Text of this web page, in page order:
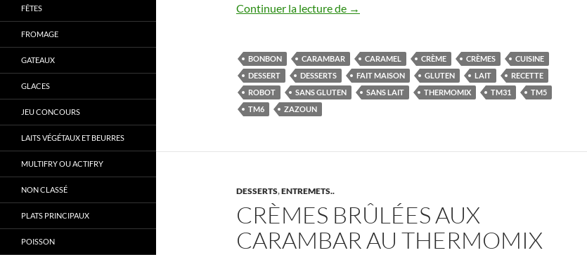
Continuer la lecture de crèmes dessert au carambar ou caramel thermomix
→
BONBON CARAMBAR CARAMEL CRÈME CRÈMES
CUISINE
DESSERT
DESSERTS FAIT MAISON GLUTEN LAIT
RECETTE
ROBOT
SANS GLUTEN SANS LAIT THERMOMIX TM31
TM5
TM6
ZAZOUN
DESSERTS,ENTREMETS..
CRÈMES BRÛLÉES AUX
CARAMBAR AU THERMOMIX
FÊTES
FROMAGE
GATEAUX
GLACES
JEU CONCOURS
LAITS VÉGÉTAUX ET BEURRES
MULTIFRY OU ACTIFRY
NON CLASSÉ
PLATS PRINCIPAUX
POISSON